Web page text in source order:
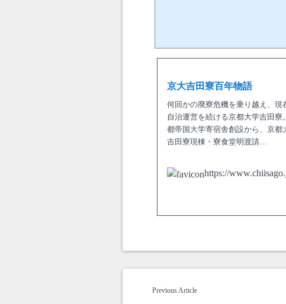
京大吉田寮百年物語
何回かの廃寮危機を乗り越え、現
自治運営を続ける京都大学吉田寮
都帝国大学寄宿舎創設から、京都
吉田寮現棟・寮食堂明渡請…
https://
Previous Article